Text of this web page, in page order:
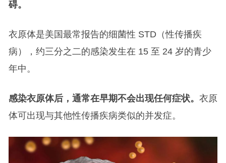
碍。
衣原体是美国最常报告的细菌性 STD（性传播疾
病），约三分之二的感染发生在 15 至 24 岁的青少
年中。
感染衣原体后，通常在早期不会出现任何症状。 衣原
体可出现与其他性传播疾病类似的并发症。